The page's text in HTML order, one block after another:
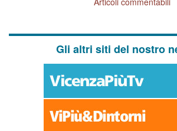
Gli altri siti del nostro